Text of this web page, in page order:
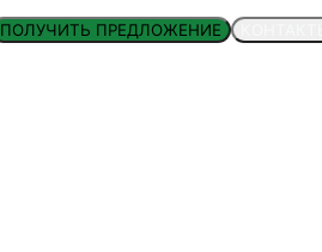
ПОЛУЧИТЬ ПРЕДЛОЖЕНИЕ